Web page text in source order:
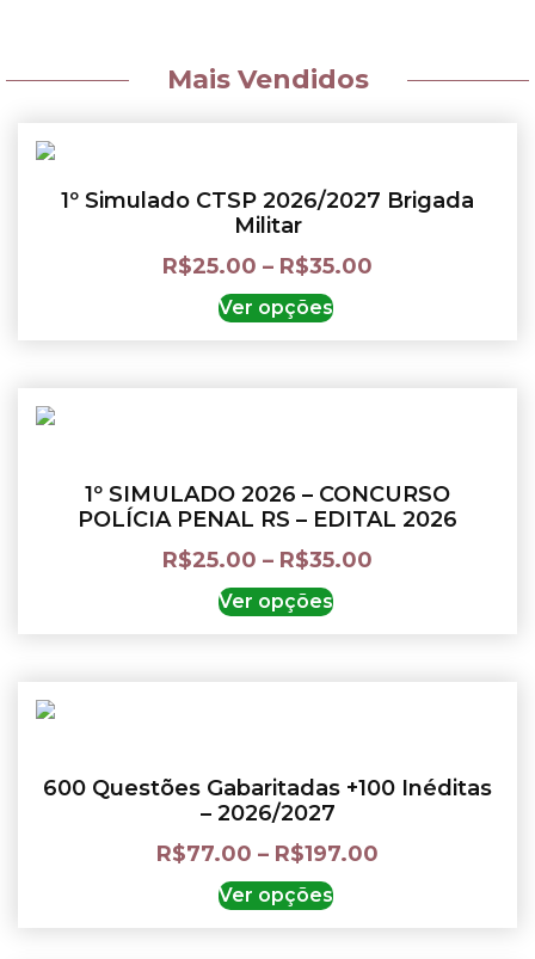
Mais Vendidos
1º Simulado CTSP 2026/2027 Brigada
Militar
R$25.00 – R$35.00
Ver opções
1º SIMULADO 2026 – CONCURSO
POLÍCIA PENAL RS – EDITAL 2026
R$25.00 – R$35.00
Ver opções
600 Questões Gabaritadas +100 Inéditas
– 2026/2027
R$77.00 – R$197.00
Ver opções